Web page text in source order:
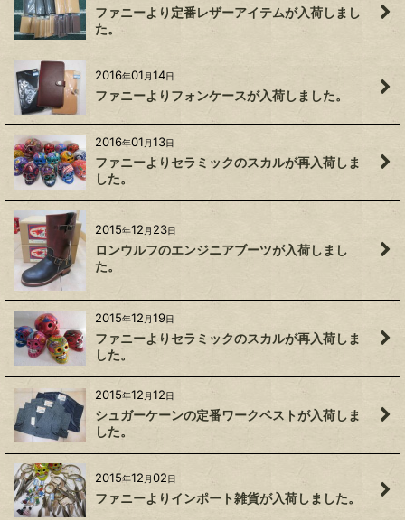
ファニーより定番レザーアイテムが入荷しまし
た。
2016年01 月14日
ファニーよりフォンケースが入荷しました。
2016年01 月13日
ファニーよりセラミックのスカルが再入荷しま
した。
2015年12 月 23日
ロンウルフのエンジニアブーツが入荷しまし
た。
2015年12 月19日
ファニーよりセラミックのスカルが再入荷しま
した。
2015年12 月12日
シュガーケーンの定番ワークベストが入荷しま
した。
2015年12 月02日
ファニーよりインポート雑貨が入荷しました。